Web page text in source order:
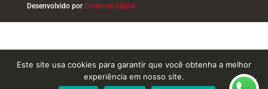
Desenvolvido por Cordoval Digital
Este site usa cookies para garantir que você obtenha a melhor
experiência em nosso site.